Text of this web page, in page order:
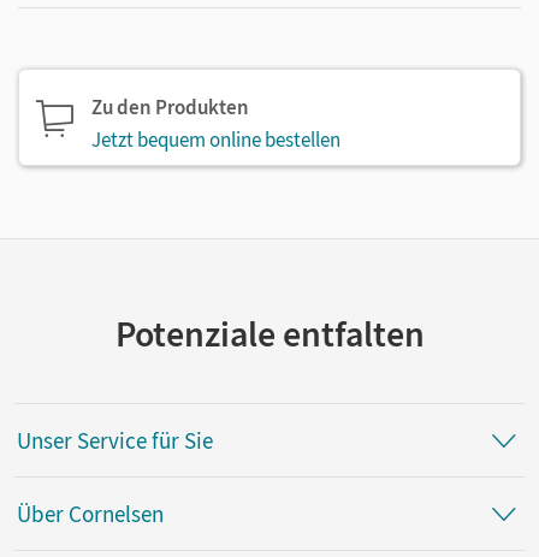
Zu den Produkten
Jetzt bequem online bestellen
Potenziale entfalten
Unser Service für Sie
Über Cornelsen